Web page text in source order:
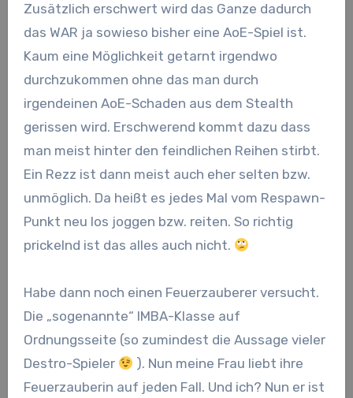
Zusätzlich erschwert wird das Ganze dadurch
das WAR ja sowieso bisher eine AoE-Spiel ist.
Kaum eine Möglichkeit getarnt irgendwo
durchzukommen ohne das man durch
irgendeinen AoE-Schaden aus dem Stealth
gerissen wird. Erschwerend kommt dazu dass
man meist hinter den feindlichen Reihen stirbt.
Ein Rezz ist dann meist auch eher selten bzw.
unmöglich. Da heißt es jedes Mal vom Respawn-
Punkt neu los joggen bzw. reiten. So richtig
prickelnd ist das alles auch nicht.
Habe dann noch einen Feuerzauberer versucht.
Die „sogenannte“ IMBA-Klasse auf
Ordnungsseite (so zumindest die Aussage vieler
Destro-Spieler
). Nun meine Frau liebt ihre
Feuerzauberin auf jeden Fall. Und ich? Nun er ist